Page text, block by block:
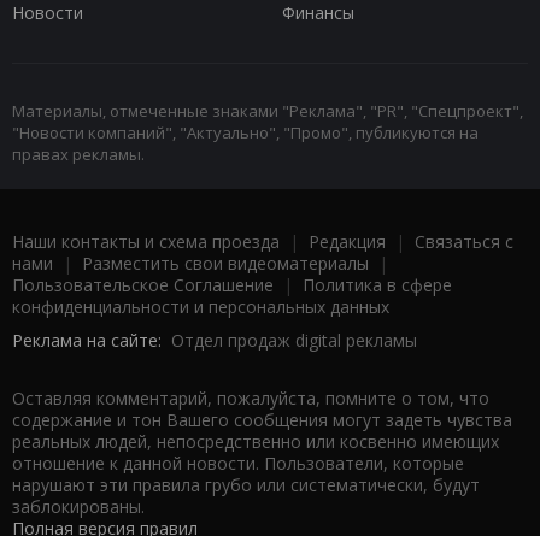
Новости
Финансы
Материалы, отмеченные знаками "Реклама", "PR", "Спецпроект",
"Новости компаний", "Актуально", "Промо", публикуются на
правах рекламы.
Наши контакты и схема проезда | Редакция | Связаться с
нами | Разместить свои видеоматериалы |
Пользовательское Соглашение |
Политика в сфере
конфиденциальности и персональных данных
Реклама на сайте: Отдел продаж digital рекламы
Оставляя комментарий, пожалуйста, помните о том, что
содержание и тон Вашего сообщения могут задеть чувства
реальных людей, непосредственно или косвенно имеющих
отношение к данной новости. Пользователи, которые
нарушают эти правила грубо или систематически, будут
заблокированы.
Полная версия правил